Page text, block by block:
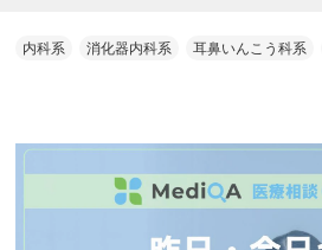
内科系 消化器内科系 耳鼻いんこう科系